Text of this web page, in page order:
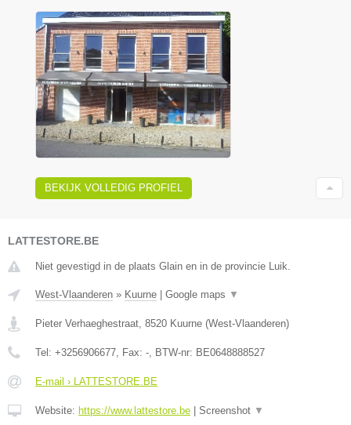
BEKIJK VOLLEDIG PROFIEL
LATTESTORE.BE
Niet gevestigd in de plaats Glain en in de provincie Luik.
West-Vlaanderen » Kuurne Google maps ▼
Pieter Verhaeghestraat 8520 Kuurne (West-Vlaanderen)
Tel: +3256906677 , Fax: - , BTW-nr: BE0648888527
E-mail › LATTESTORE.BE
Website: https://www.lattestore.be Screenshot ▼